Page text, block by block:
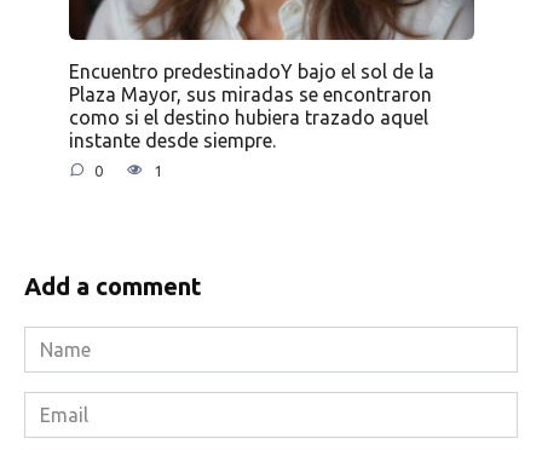
Encuentro predestinadoY bajo el sol de la
Plaza Mayor, sus miradas se encontraron
como si el destino hubiera trazado aquel
instante desde siempre.
0 1
Add a comment
Name
*
Email
*